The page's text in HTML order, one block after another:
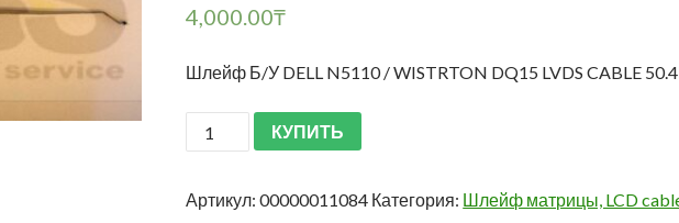
4,000.00₸
Шлейф Б/У DELL N5110 / WISTRTON DQ15 LVDS CABLE
КУПИТЬ
Артикул:00000011084 Категория: Шлейф матрицы, LCD